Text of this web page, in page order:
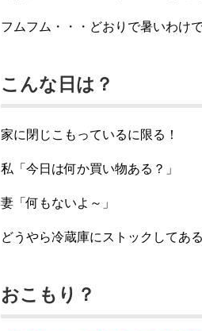
フムフム・・・どおりで暑いわけ
こんな日は？
家に閉じこもっているに限る！
私「今日は何か買い物ある？」
妻「何もないよ～」
どうやら冷蔵庫にストックしてあ
おこもり？